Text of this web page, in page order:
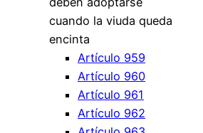
cuando la viuda queda
encinta
Artículo 959
Artículo 960
Artículo 961
Artículo 962